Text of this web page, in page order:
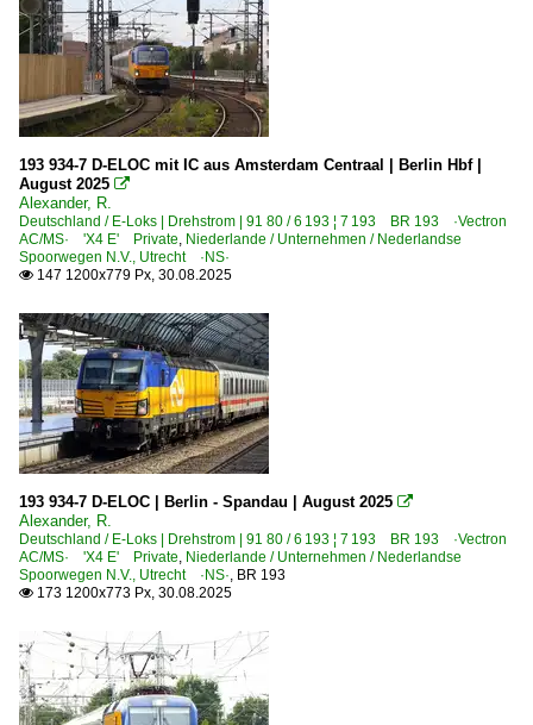
193 934-7 D-ELOC mit IC aus Amsterdam Centraal | Berlin Hbf |
August 2025 
Alexander, R.
Deutschland / E-Loks | Drehstrom | 91 80 / 6 193 ¦ 7 193 BR 193 ·Vectron
AC/MS· 'X4 E' Private, Niederlande / Unternehmen / Nederlandse
Spoorwegen N.V., Utrecht ·NS·
 147 1200x779 Px, 30.08.2025
193 934-7 D-ELOC | Berlin - Spandau | August 2025 
Alexander, R.
Deutschland / E-Loks | Drehstrom | 91 80 / 6 193 ¦ 7 193 BR 193 ·Vectron
AC/MS· 'X4 E' Private, Niederlande / Unternehmen / Nederlandse
Spoorwegen N.V., Utrecht ·NS·, BR 193
 173 1200x773 Px, 30.08.2025